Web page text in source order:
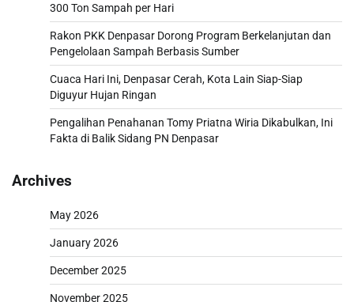
300 Ton Sampah per Hari
Rakon PKK Denpasar Dorong Program Berkelanjutan dan
Pengelolaan Sampah Berbasis Sumber
Cuaca Hari Ini, Denpasar Cerah, Kota Lain Siap-Siap
Diguyur Hujan Ringan
Pengalihan Penahanan Tomy Priatna Wiria Dikabulkan, Ini
Fakta di Balik Sidang PN Denpasar
Archives
May 2026
January 2026
December 2025
November 2025